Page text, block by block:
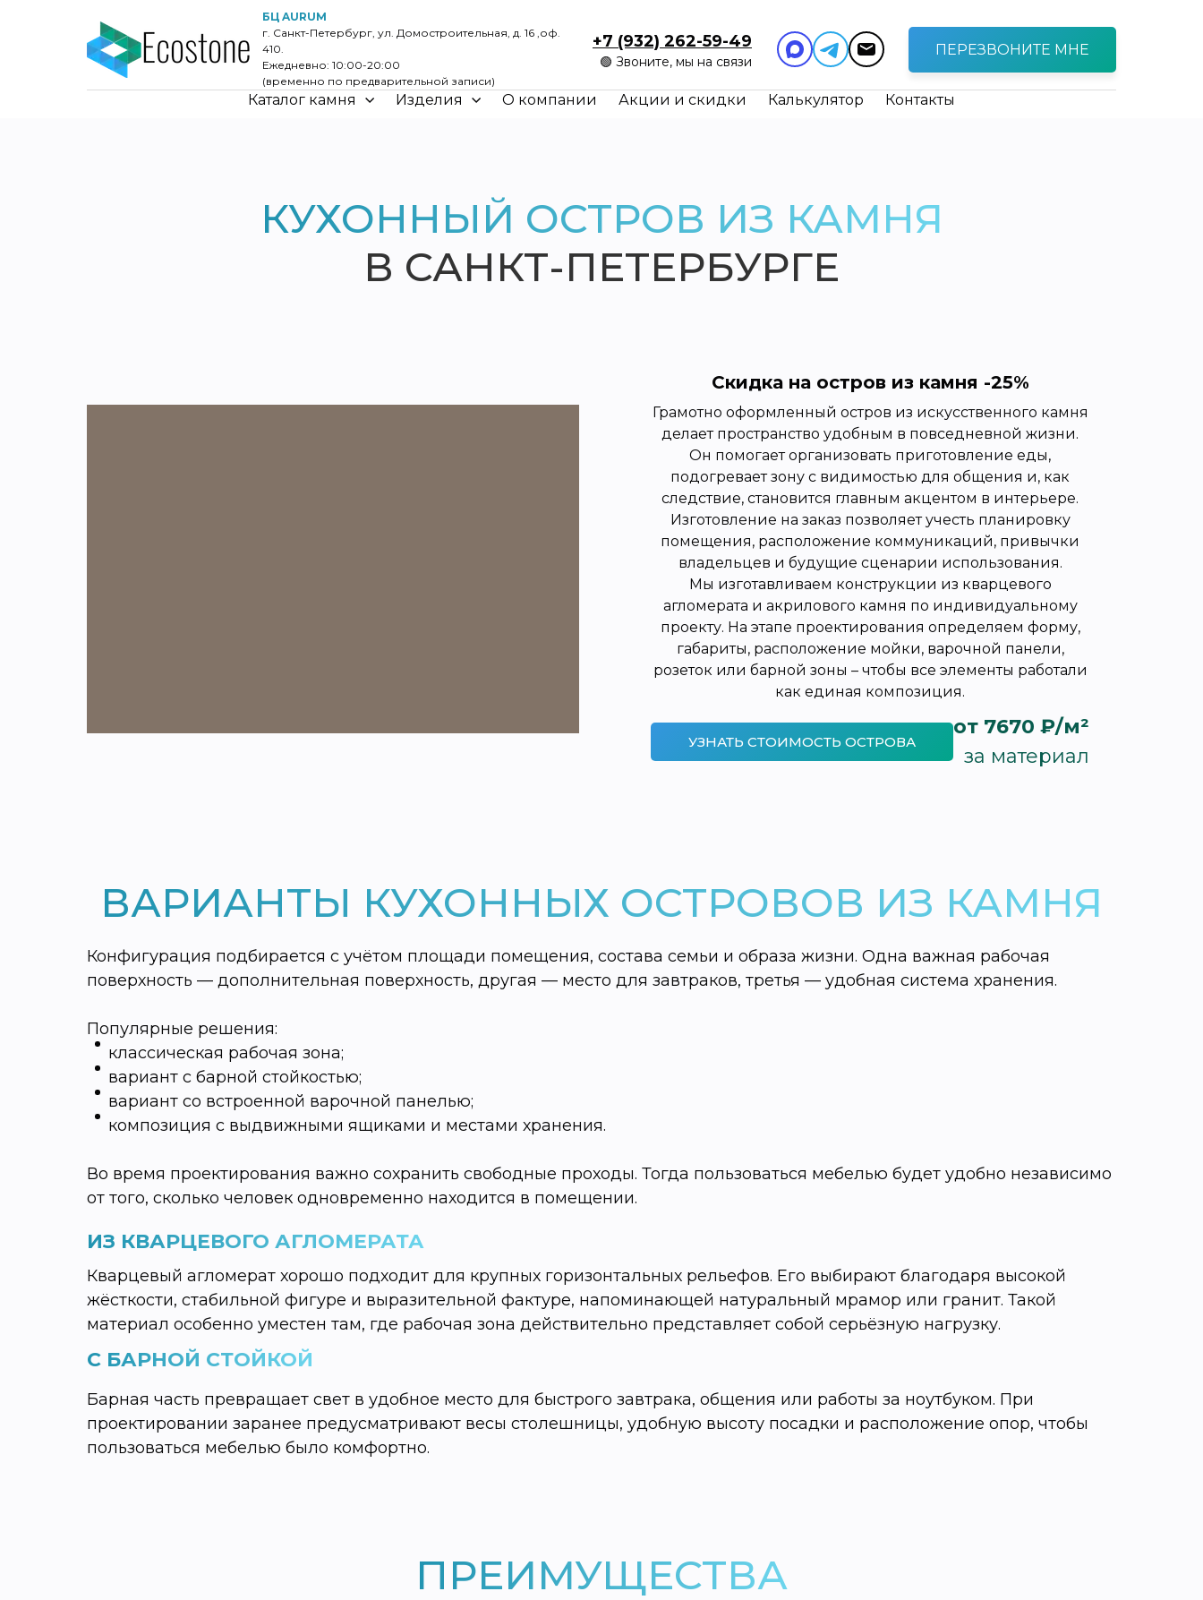
БЦ AURUM
г. Санкт-Петербург, ул. Домостроительная, д. 16 ,оф.
410.
Ежедневно: 10:00-20:00
(временно по предварительной записи)
+7 (932) 262-59-49
🟢 Звоните, мы на связи
ПЕРЕЗВОНИТЕ МНЕ
Каталог камня Изделия О компании Акции и скидки Калькулятор Контакты
КУХОННЫЙ ОСТРОВ ИЗ КАМНЯ
В САНКТ-ПЕТЕРБУРГЕ
Скидка на остров из камня -25%
Грамотно оформленный остров из искусственного камня
делает пространство удобным в повседневной жизни.
Он помогает организовать приготовление еды,
подогревает зону с видимостью для общения и, как
следствие, становится главным акцентом в интерьере.
Изготовление на заказ позволяет учесть планировку
помещения, расположение коммуникаций, привычки
владельцев и будущие сценарии использования.
Мы изготавливаем конструкции из кварцевого
агломерата и акрилового камня по индивидуальному
проекту. На этапе проектирования определяем форму,
габариты, расположение мойки, варочной панели,
розеток или барной зоны – чтобы все элементы работали
как единая композиция.
УЗНАТЬ СТОИМОСТЬ ОСТРОВА
от 7670 ₽/м²
за материал
ВАРИАНТЫ КУХОННЫХ ОСТРОВОВ ИЗ КАМНЯ
Конфигурация подбирается с учётом площади помещения, состава семьи и образа жизни. Одна важная рабочая
поверхность — дополнительная поверхность, другая — место для завтраков, третья — удобная система хранения.
Популярные решения:
классическая рабочая зона;
вариант с барной стойкостью;
вариант со встроенной варочной панелью;
композиция с выдвижными ящиками и местами хранения.
Во время проектирования важно сохранить свободные проходы. Тогда пользоваться мебелью будет удобно независимо
от того, сколько человек одновременно находится в помещении.
Барная часть превращает свет в удобное место для быстрого завтрака, общения или работы за ноутбуком. При
проектировании заранее предусматривают весы столешницы, удобную высоту посадки и расположение опор, чтобы
пользоваться мебелью было комфортно.
С БАРНОЙ СТОЙКОЙ
Кварцевый агломерат хорошо подходит для крупных горизонтальных рельефов. Его выбирают благодаря высокой
жёсткости, стабильной фигуре и выразительной фактуре, напоминающей натуральный мрамор или гранит. Такой
материал особенно уместен там, где рабочая зона действительно представляет собой серьёзную нагрузку.
ИЗ КВАРЦЕВОГО АГЛОМЕРАТА
ПРЕИМУЩЕСТВА